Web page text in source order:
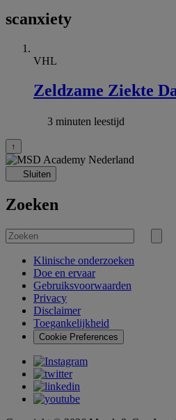
scanxiety
VHL
Zeldzame Ziekte
3 minuten leestijd
↑
Sluiten
Zoeken
Zoek
naar
Klinische onderzoeken
Doe en ervaar
Gebruiksvoorwaarden
Privacy
Disclaimer
Toegankelijkheid
Cookie Preferences